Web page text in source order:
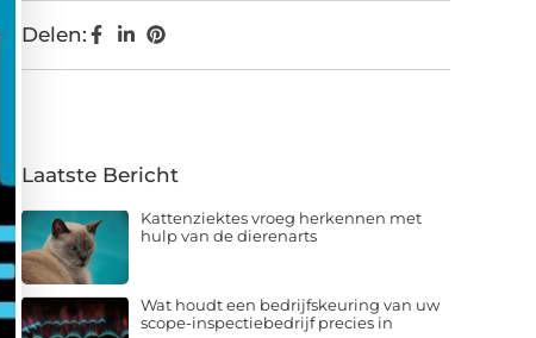
Delen:
Laatste Bericht
Kattenziektes vroeg herkennen met
hulp van de dierenarts
Wat houdt een bedrijfskeuring van uw
scope-inspectiebedrijf precies in